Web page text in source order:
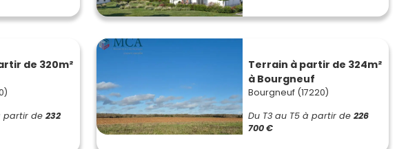
de 320m²
partir de 232
Terrain à partir de 324m²
à Bourgneuf
Bourgneuf (17220)
Du T3 au T5 à partir de 226
700 €